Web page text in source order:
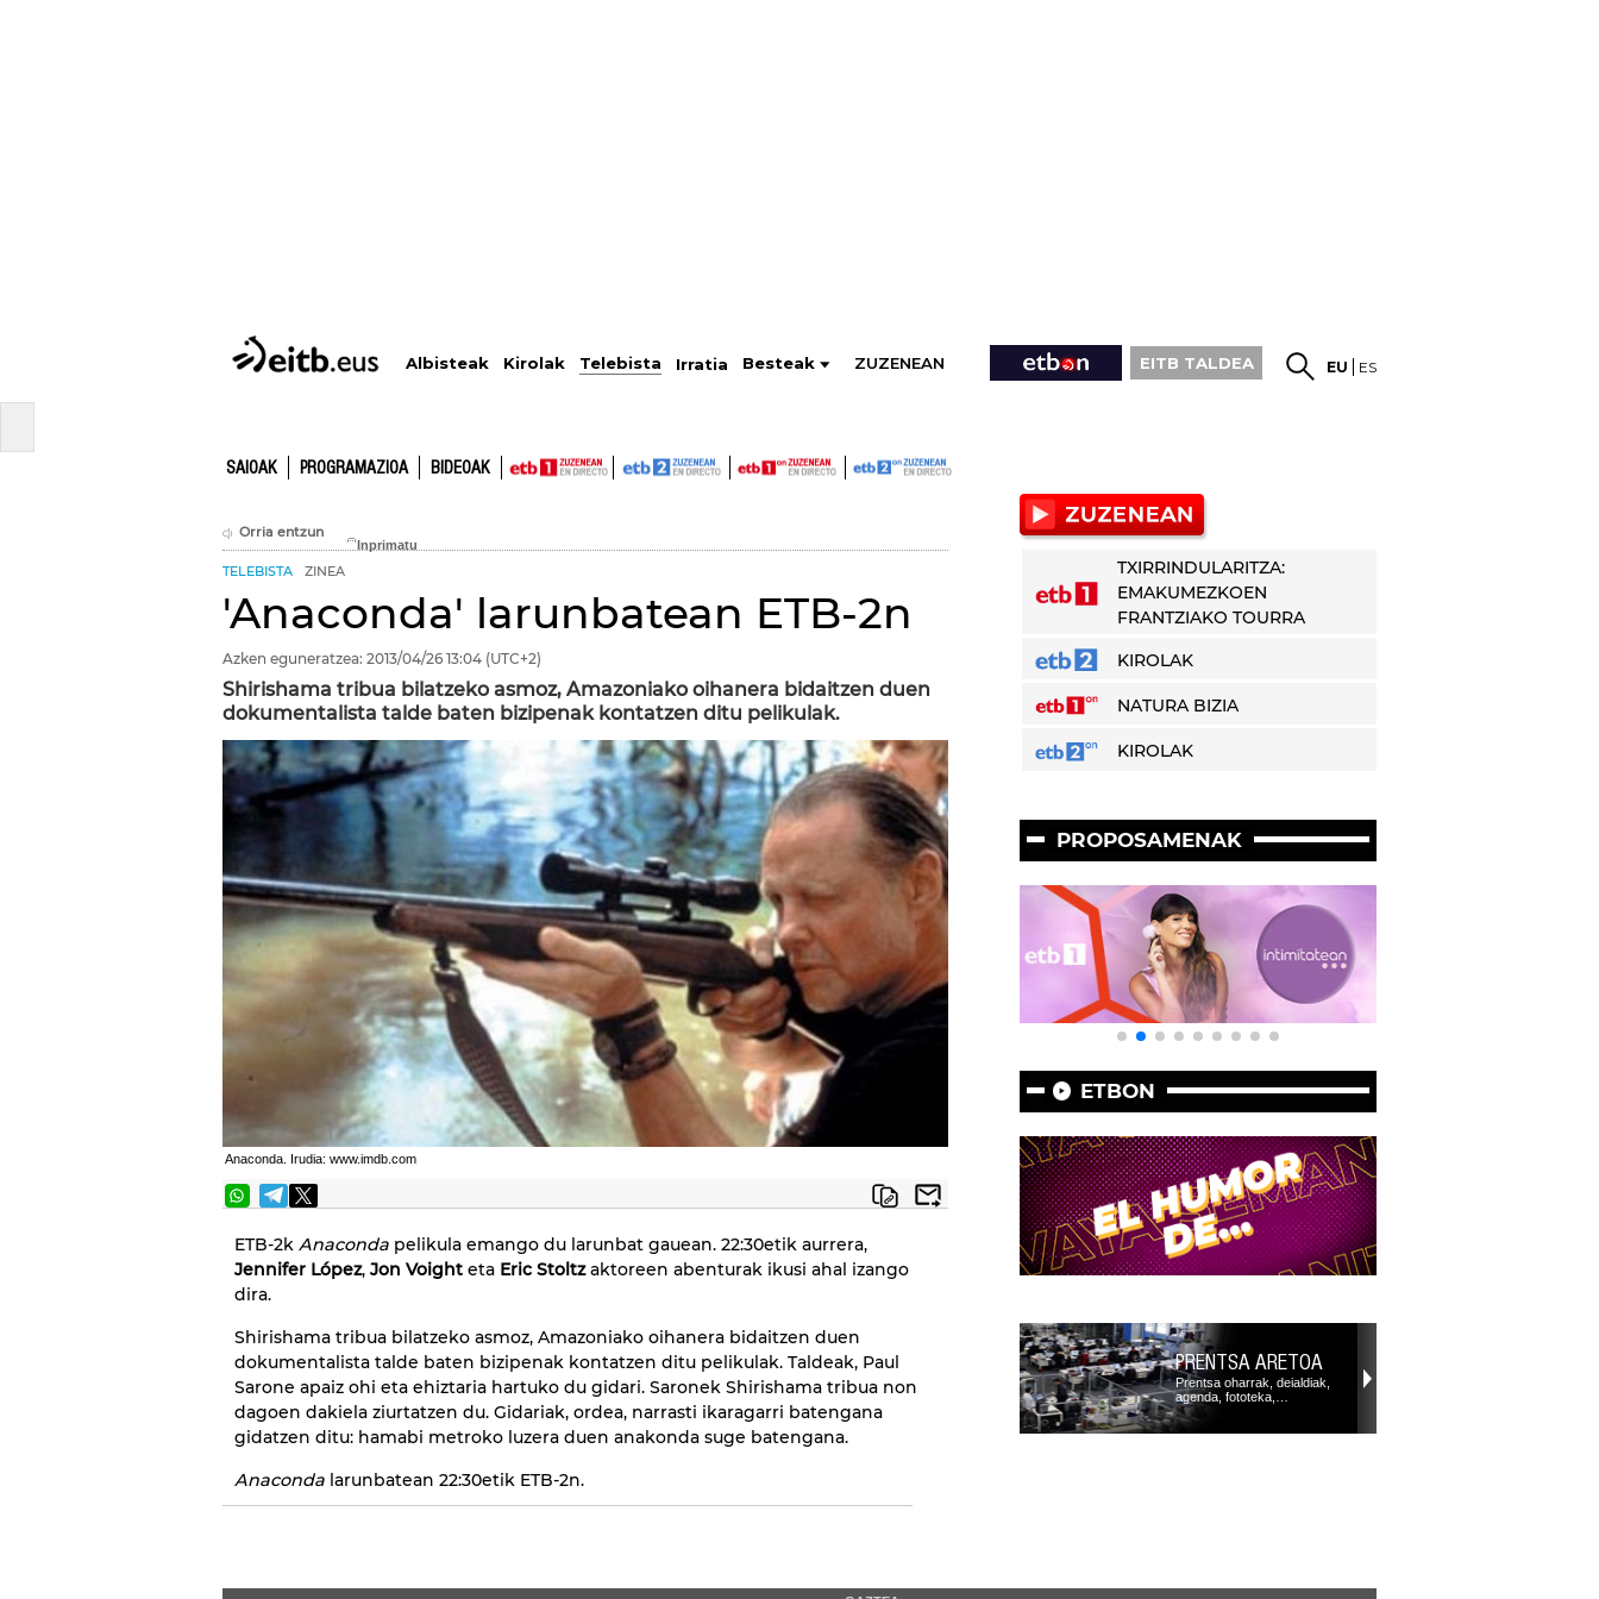
Albisteak Kirolak Telebista Irratia Besteak ZUZENEAN EITB TALDEA EU ES
SAIOAK PROGRAMAZIOA BIDEOAK
Orria entzun
TELEBISTA ZINEA
'Anaconda' larunbatean ETB-2n
Azken eguneratzea: 2013/04/26 13:04 (UTC+2)
Shirishama tribua bilatzeko asmoz, Amazoniako oihanera bidaitzen duen
dokumentalista talde baten bizipenak kontatzen ditu pelikulak.
Anaconda. Irudia: www.imdb.com
ETB-2k Anaconda pelikula emango du larunbat gauean. 22:30etik aurrera,
Jennifer López, Jon Voight eta Eric Stoltzaktoreen abenturak ikusi ahal izango
dira.
Shirishama tribua bilatzeko asmoz, Amazoniako oihanera bidaitzen duen
dokumentalista talde baten bizipenak kontatzen ditu pelikulak. Taldeak, Paul
Sarone apaiz ohi eta ehiztaria hartuko du gidari. Saronek Shirishama tribua non
dagoen dakiela ziurtatzen du. Gidariak, ordea, narrasti ikaragarri batengana
gidatzen ditu: hamabi metroko luzera duen anakonda suge batengana.
Anaconda larunbatean 22:30etik ETB-2n.
TXIRRINDULARITZA:
EMAKUMEZKOEN
FRANTZIAKO TOURRA
KIROLAK
NATURA BIZIA
KIROLAK
PROPOSAMENAK
ETBON
PRENTSA ARETOA
Prentsa oharrak, deialdiak,
agenda, fototeka,…